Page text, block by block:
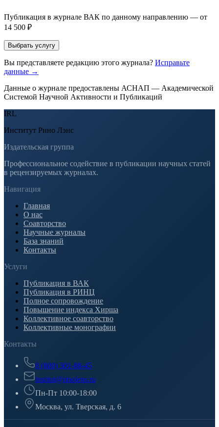
Публикация в журнале ВАК по данному направлению — от
14 500 ₽
Выбрать услугу
Вы представляете редакцию этого журнала? Исправьте
данные →
Данные о журнале предоставлены АСНАП — Академической
Системой Научной Активности и Публикаций
IRL
Институт Рино Лэнс
Издательская группа
Профессиональное содействие в публикации научных статей
в рецензируемых журналах.
Навигация
Главная
О нас
Соавторство
Научные журналы
База знаний
Контакты
Услуги
Публикация в ВАК
Публикация в РИНЦ
Полное сопровождение
Повышение индекса Хирша
Коллективное соавторство
Коллективные монографии
Контакты
8 (800) 301-88-45
institut@rinolens.ru
Пн-Пт 10:00-18:00
Москва, ул. Тверская, д. 6